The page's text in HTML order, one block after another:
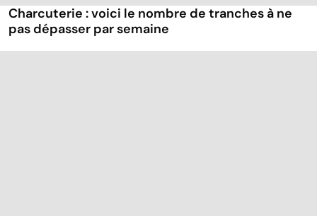
Charcuterie : voici le nombre de tranches à ne
pas dépasser par semaine